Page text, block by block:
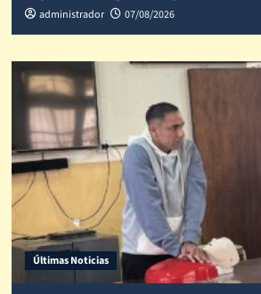
administrador 07/08/2026
Últimas Noticias